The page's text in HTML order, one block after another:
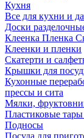
Кухня
Все для кухни и
Доски
Клеенка Пленка
Клеенки и пленки
Скатерти и
Крышки для
Кухонные
прессы и сита
Мялки,
Пластиковые
Подносы
Посуда для